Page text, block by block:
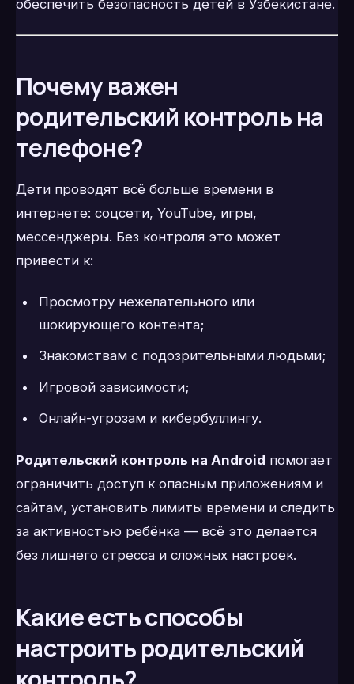
обеспечить безопасность детей в Узбекистане.
Почему важен
родительский контроль на
телефоне?
Дети проводят всё больше времени в
интернете: соцсети, YouTube, игры,
мессенджеры. Без контроля это может
привести к:
Просмотру нежелательного или
шокирующего контента;
Знакомствам с подозрительными людьми;
Игровой зависимости;
Онлайн-угрозам и кибербуллингу.
Родительский контроль на Android помогает
ограничить доступ к опасным приложениям и
сайтам, установить лимиты времени и следить
за активностью ребёнка — всё это делается
без лишнего стресса и сложных настроек.
Какие есть способы
настроить родительский